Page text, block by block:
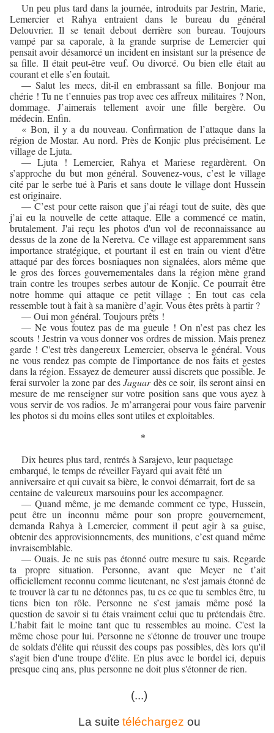
Un peu plus tard dans la journée, introduits par Jestrin, Marie,
Lemercier et Rahya entraient dans le bureau du général
Delouvrier. Il se tenait debout derrière son bureau. Toujours
vampé par sa caporale, à la grande surprise de Lemercier qui
pensait avoir désamorcé un incident en insistant sur la présence de
sa fille. Il était peut-être veuf. Ou divorcé. Ou bien elle était au
courant et elle s’en foutait.
— Salut les mecs, dit-il en embrassant sa fille. Bonjour ma
chérie ! Tu ne t’ennuies pas trop avec ces affreux militaires ? Non,
dommage. J’aimerais tellement avoir une fille bergère. Ou
médecin. Enfin.
« Bon, il y a du nouveau. Confirmation de l’attaque dans la
région de Mostar. Au nord. Près de Konjic plus précisément. Le
village de Ljuta.
— Ljuta ! Lemercier, Rahya et Mariese regardèrent. On
s’approche du but mon général. Souvenez-vous, c’est le village
cité par le serbe tué à Paris et sans doute le village dont Hussein
est originaire.
— C’est pour cette raison que j’ai réagi tout de suite, dès que
j’ai eu la nouvelle de cette attaque. Elle a commencé ce matin,
brutalement. J'ai reçu les photos d'un vol de reconnaissance au
dessus de la zone de la Neretva. Ce village est apparemment sans
importance stratégique, et pourtant il est en train ou vient d'être
attaqué par des forces bosniaques non signalées, alors même que
le gros des forces gouvernementales dans la région mène grand
train contre les troupes serbes autour de Konjic. Ce pourrait être
notre homme qui attaque ce petit village ; En tout cas cela
ressemble tout à fait à sa manière d’agir. Vous êtes prêts à partir ?
— Oui mon général. Toujours prêts !
— Ne vous foutez pas de ma gueule ! On n’est pas chez les
scouts ! Jestrin va vous donner vos ordres de mission. Mais prenez
garde ! C'est très dangereux Lemercier, observa le général. Vous
ne vous rendez pas compte de l'importance de nos faits et gestes
dans la région. Essayez de demeurer aussi discrets que possible. Je
ferai survoler la zone par desJaguardès ce soir, ils seront ainsi en
mesure de me renseigner sur votre position sans que vous ayez à
vous servir de vos radios. Je m’arrangerai pour vous faire parvenir
les photos si du moins elles sont utiles et exploitables.
*
Dix heures plus tard, rentrés à Sarajevo, leur paquetage
embarqué, le temps de réveiller Fayard qui avait fêté un
anniversaire et qui cuvait sa bière, le convoi démarrait, fort de sa
centaine de valeureux marsouins pour les accompagner.
— Quand même, je me demande comment ce type, Hussein,
peut être un inconnu même pour son propre gouvernement,
demanda Rahya à Lemercier, comment il peut agir à sa guise,
obtenir des approvisionnements, des munitions, c’est quand même
invraisemblable.
— Ouais. Je ne suis pas étonné outre mesure tu sais. Regarde
ta propre situation. Personne, avant que Meyer ne t’ait
officiellement reconnu comme lieutenant, ne s'est jamais étonné de
te trouver là car tu ne détonnes pas, tu es ce que tu sembles être, tu
tiens bien ton rôle. Personne ne s’est jamais même posé la
question de savoir si tu étais vraiment celui que tu prétendais être.
L’habit fait le moine tant que tu ressembles au moine. C'est la
même chose pour lui. Personne ne s'étonne de trouver une troupe
de soldats d'élite qui réussit des coups pas possibles, dès lors qu'il
s'agit bien d'une troupe d'élite. En plus avec le bordel ici, depuis
presque cinq ans, plus personne ne doit plus s'étonner de rien.
(...)
La suite téléchargez ou